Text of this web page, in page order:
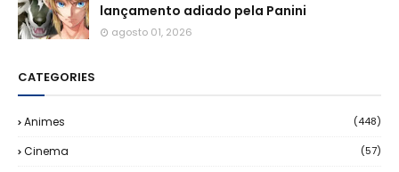
lançamento adiado pela Panini
agosto 01, 2026
CATEGORIES
Animes (448)
Cinema (57)